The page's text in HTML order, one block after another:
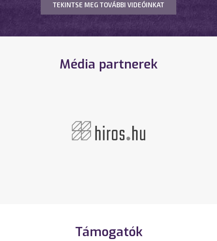
TEKINTSE MEG TOVÁBBI VIDEÓINKAT
Média partnerek
Támogatók